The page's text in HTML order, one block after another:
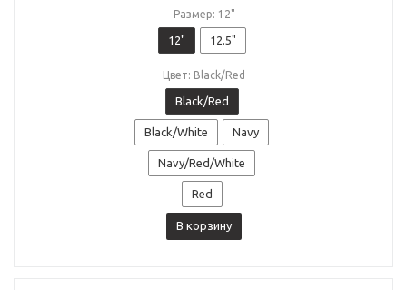
Размер: 12"
12" 12.5"
Цвет: Black/Red
Black/Red
Black/White Navy
Navy/Red/White
Red
В корзину